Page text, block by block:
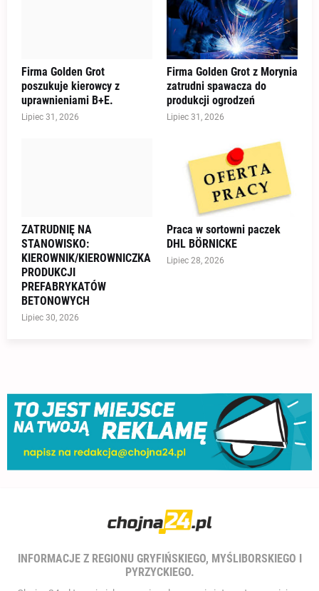
Firma Golden Grot
poszukuje kierowcy z
uprawnieniami B+E.
Lipiec 31, 2026
Firma Golden Grot z Morynia
zatrudni spawacza do
produkcji ogrodzeń
Lipiec 31, 2026
ZATRUDNIĘ NA
STANOWISKO:
KIEROWNIK/KIEROWNICZKA
PRODUKCJI
PREFABRYKATÓW
BETONOWYCH
Lipiec 30, 2026
Praca w sortowni paczek
DHL BÖRNICKE
Lipiec 28, 2026
INFORMACJE Z REGIONU GRYFIŃSKIEGO, MYŚLIBORSKIEGO I
PYRZYCKIEGO.